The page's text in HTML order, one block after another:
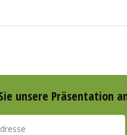
unsere Präsentation